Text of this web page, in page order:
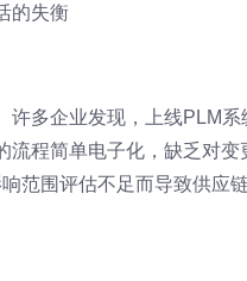
的失衡
多企业发现，上线PLM
流程简单电子化，缺乏对
范围评估不足而导致供应